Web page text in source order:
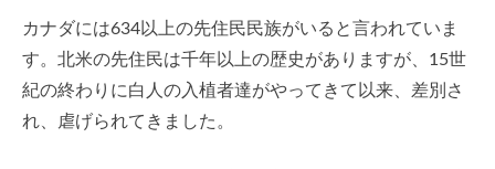
カナダには634以上の先住民民族がいると言われていま
す。北米の先住民は千年以上の歴史がありますが、15世
紀の終わりに白人の入植者達がやってきて以来、差別さ
れ、虐げられてきました。